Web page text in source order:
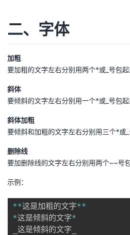
者
学
我
的
课
我
的
我
验
收
支
持
的
技
术
我
的
云
议
二、字体
加粗
要加粗的文字左右分别用两个*或_号包
斜体
要倾斜的文字左右分别用一个*或_号包
斜体加粗
要倾斜和加粗的文字左右分别用三个*或
删除线
要加删除线的文字左右分别用两个~~号
示例：
**这是加粗的文字**
*这是倾斜的文字*